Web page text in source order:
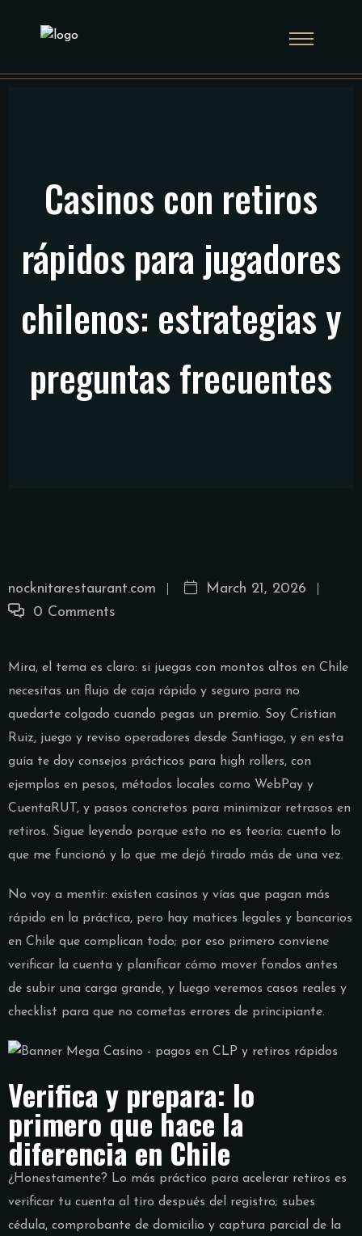
Casinos con retiros
rápidos para jugadores
chilenos: estrategias y
preguntas frecuentes
nocknitarestaurant.com
March 21, 2026
0 Comments
Mira, el tema es claro: si juegas con montos altos en Chile
necesitas un flujo de caja rápido y seguro para no
quedarte colgado cuando pegas un premio. Soy Cristian
Ruiz, juego y reviso operadores desde Santiago, y en esta
guía te doy consejos prácticos para high rollers, con
ejemplos en pesos, métodos locales como WebPay y
CuentaRUT, y pasos concretos para minimizar retrasos en
retiros. Sigue leyendo porque esto no es teoría: cuento lo
que me funcionó y lo que me dejó tirado más de una vez.
No voy a mentir: existen casinos y vías que pagan más
rápido en la práctica, pero hay matices legales y bancarios
en Chile que complican todo; por eso primero conviene
verificar la cuenta y planificar cómo mover fondos antes
de subir una carga grande, y luego veremos casos reales y
checklist para que no cometas errores de principiante.
Verifica y prepara: lo
primero que hace la
diferencia en Chile
¿Honestamente? Lo más práctico para acelerar retiros es
verificar tu cuenta al tiro después del registro; subes
cédula, comprobante de domicilio y captura parcial de la